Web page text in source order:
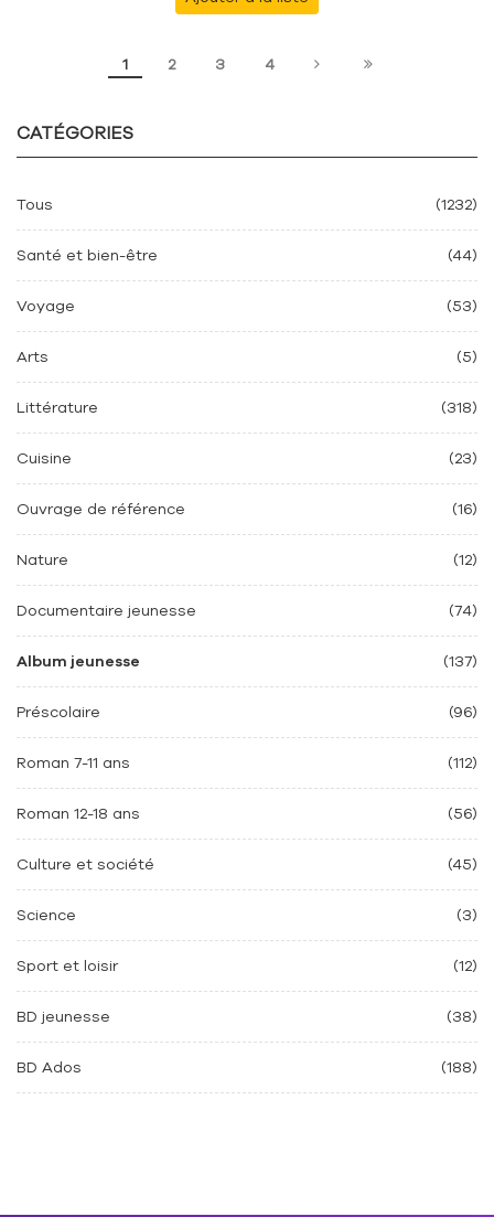
CATÉGORIES
Tous (1232)
Santé et bien-être (44)
Voyage (53)
Arts (5)
Littérature (318)
Cuisine (23)
Ouvrage de référence (16)
Nature (12)
Documentaire jeunesse (74)
Album jeunesse (137)
Préscolaire (96)
Roman 7-11 ans (112)
Roman 12-18 ans (56)
Culture et société (45)
Science (3)
Sport et loisir (12)
BD jeunesse (38)
BD Ados (188)
1 2 3 4